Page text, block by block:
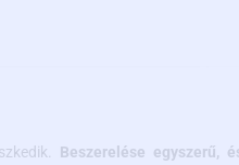
Beszerelése egyszerű,